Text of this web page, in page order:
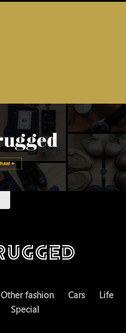
Other fashion Cars
Life
Special